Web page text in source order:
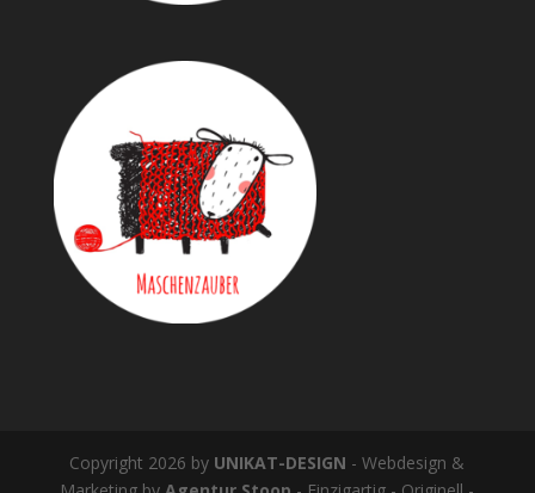
Copyright 2026 by UNIKAT-DESIGN - Webdesign &